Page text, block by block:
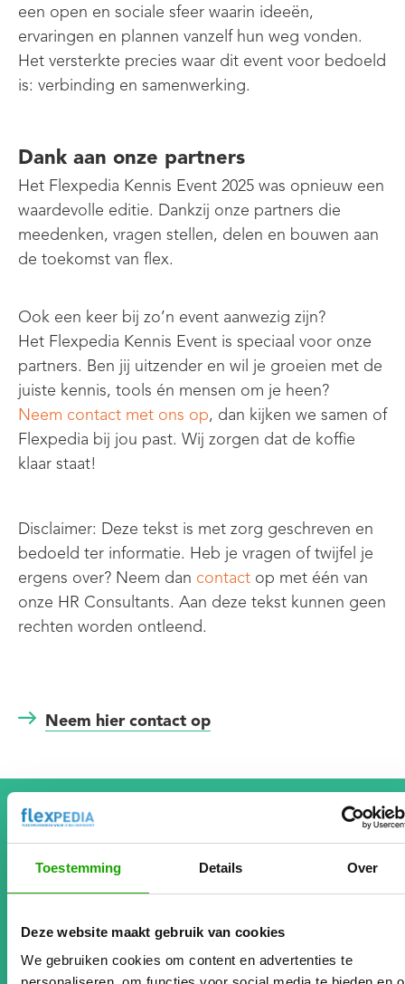
Toestemming Details Over
Deze website maakt gebruik van cookies
We gebruiken cookies om content en advertenties te
een open en sociale sfeer waarin ideeën,
ervaringen en plannen vanzelf hun weg vonden.
Het versterkte precies waar dit event voor bedoeld
is: verbinding en samenwerking.
Dank aan onze partners
Het Flexpedia Kennis Event 2025 was opnieuw een
waardevolle editie. Dankzij onze partners die
meedenken, vragen stellen, delen en bouwen aan
de toekomst van flex.
Ook een keer bij zo’n event aanwezig zijn?
Het Flexpedia Kennis Event is speciaal voor onze
partners. Ben jij uitzender en wil je groeien met de
juiste kennis, tools én mensen om je heen?
Neem contact met ons op, dan kijken we samen of
Flexpedia bij jou past. Wij zorgen dat de koffie
klaar staat!
Disclaimer: Deze tekst is met zorg geschreven en
bedoeld ter informatie. Heb je vragen of twijfel je
ergens over? Neem dan contact op met één van
onze HR Consultants. Aan deze tekst kunnen geen
rechten worden ontleend.
Neem hier contact op
Review klant
www.workaroundeurope.nl